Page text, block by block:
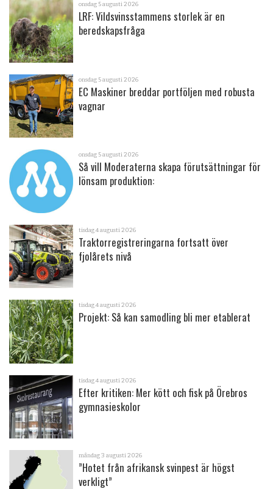
onsdag 5 augusti 2026
LRF: Vildsvinsstammens storlek är en
beredskapsfråga
onsdag 5 augusti 2026
EC Maskiner breddar portföljen med robusta
vagnar
onsdag 5 augusti 2026
Så vill Moderaterna skapa förutsättningar för
lönsam produktion:
tisdag 4 augusti 2026
Traktorregistreringarna fortsatt över
fjolårets nivå
tisdag 4 augusti 2026
Projekt: Så kan samodling bli mer etablerat
tisdag 4 augusti 2026
Efter kritiken: Mer kött och fisk på Örebros
gymnasieskolor
måndag 3 augusti 2026
”Hotet från afrikansk svinpest är högst
verkligt”